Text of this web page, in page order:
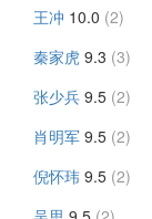
王冲 10.0 (2)
秦家虎 9.3 (3)
张少兵 9.5 (2)
肖明军 9.5 (2)
倪怀玮 9.5 (2)